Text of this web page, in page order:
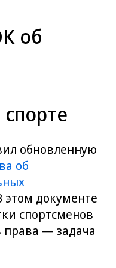
об
обновленную
об
этом документе
спортсменов
права — задача